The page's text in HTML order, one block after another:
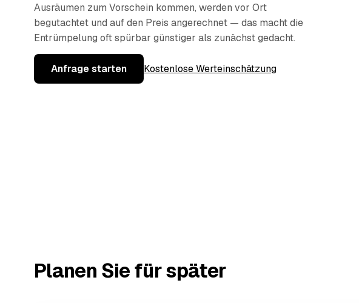
Ausräumen zum Vorschein kommen, werden vor Ort
begutachtet und auf den Preis angerechnet — das macht die
Entrümpelung oft spürbar günstiger als zunächst gedacht.
Anfrage starten Kostenlose Werteinschätzung
Planen Sie für später